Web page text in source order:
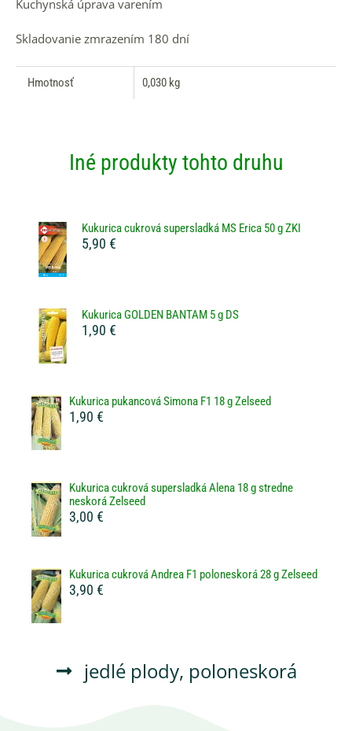
Kuchynská úprava varením
Skladovanie zmrazením 180 dní
Hmotnosť 0,030 kg
Iné produkty tohto druhu
Kukurica cukrová supersladká MS Erica 50 g ZKI
5,90 €
Kukurica GOLDEN BANTAM 5 g DS
1,90 €
Kukurica pukancová Simona F1 18 g Zelseed
1,90 €
Kukurica cukrová supersladká Alena 18 g stredne
neskorá Zelseed
3,00 €
Kukurica cukrová Andrea F1 poloneskorá 28 g Zelseed
3,90 €
jedlé plody, poloneskorá